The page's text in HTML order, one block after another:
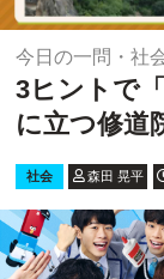
今日の一問・社
3ヒントで
に立つ修道
社会 森田 晃平